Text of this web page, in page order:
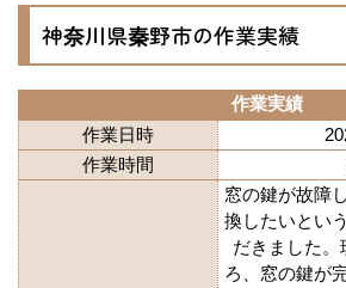
神奈川県秦野市の作業実績
作業実績
作業日時
作業時間
窓の鍵が故障
換したいとい
だきました。
ろ、窓の鍵が